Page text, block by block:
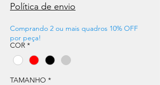
Política de envio
Comprando 2 ou mais quadros 10% OFF
por peça!
COR *
TAMANHO *